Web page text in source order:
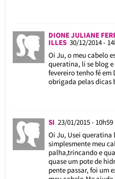
DIONE JULIANE
ILLES 30/12/2014 -
Oi Ju, o meu cabelo
queratina, li se blog
fevereiro tenho fé em
obrigada pelas dicas
SI 23/01/2015 - 10h59
Oi Ju, Usei queratina
simplesmente meu
palha,trincando e
quase um pote de
pente passar, foi um